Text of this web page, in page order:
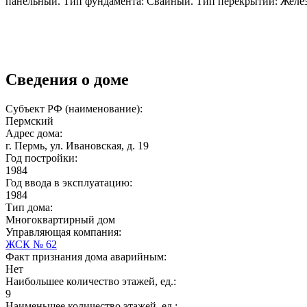
Сведения о доме
Субъект РФ (наименование):
Пермский
Адрес дома:
г. Пермь, ул. Ивановская, д. 19
Год постройки:
1984
Год ввода в эксплуатацию:
1984
Тип дома:
Многоквартирный дом
Управляющая компания:
ЖСК № 62
Факт признания дома аварийным:
Нет
Наибольшее количество этажей, ед.:
9